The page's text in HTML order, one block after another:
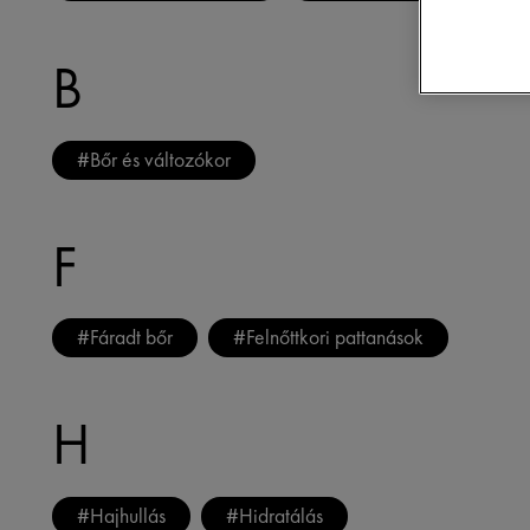
B
#Bőr és változókor
F
#Fáradt bőr #Felnőttkori pattanások
H
#Hajhullás #Hidratálás